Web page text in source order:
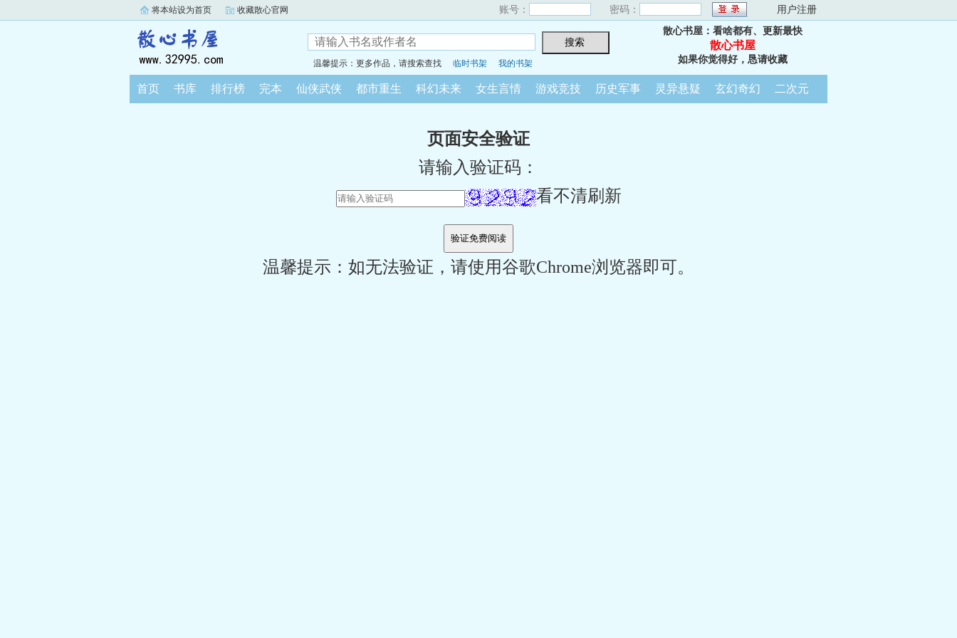
将本站设为首页 收藏散心官网 账号： 密码： 用户注册
温馨提示：更多作品，请搜索查找 临时书架 我的书架
散心书屋：看啥都有、更新最快
散心书屋
如果你觉得好，恳请收藏
首页 书库 排行榜 完本 仙侠武侠 都市重生 科幻未来 女生言情 游戏竞技 历史军事 灵异悬疑 玄幻奇幻 二次元
页面安全验证
请输入验证码：
看不清刷新
温馨提示：如无法验证，请使用谷歌Chrome浏览器即可。